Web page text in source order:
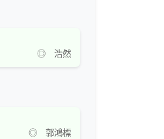
◎ 浩然
◎ 郭鴻標